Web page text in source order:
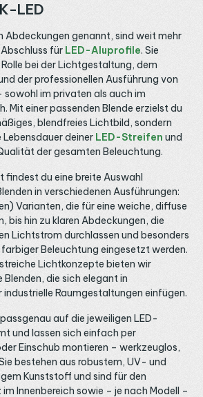
LED
Abdeckungen genannt, sind weit mehr
für LED-Aluprofile. Sie
bei der Lichtgestaltung, dem
der professionellen Ausführung von
im privaten als auch im
Mit einer passenden Blende erzielst du
blendfreies Lichtbild, sondern
deiner LED-Streifen und
der gesamten Beleuchtung.
findest du eine breite Auswahl
in verschiedenen Ausführungen:
Varianten, die für eine weiche, diffuse
bis hin zu klaren Abdeckungen, die
Lichtstrom durchlassen und besonders
Beleuchtung eingesetzt werden.
Lichtkonzepte bieten wir
die sich elegant in
Raumgestaltungen einfügen.
auf die jeweiligen LED-
und lassen sich einfach per
Einschub montieren – werkzeuglos,
bestehen aus robustem, UV- und
Kunststoff und sind für den
Innenbereich sowie – je nach Modell –